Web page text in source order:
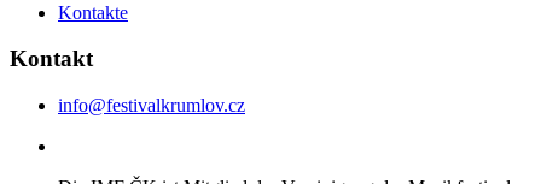
Kontakte
Kontakt
info@festivalkrumlov.cz